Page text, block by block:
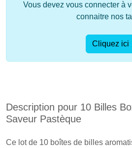
Vous devez vous connecter à
connaitre nos
Cliquez ici
Description pour 10 Billes
Saveur Pastèque
Ce lot de 10 boîtes de billes